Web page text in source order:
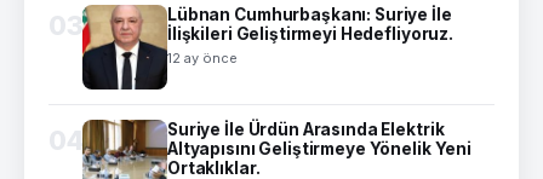
03
Lübnan Cumhurbaşkanı: Suriye İle
İlişkileri Geliştirmeyi Hedefliyoruz.
12 ay önce
04
Suriye İle Ürdün Arasında Elektrik
Altyapısını Geliştirmeye Yönelik Yeni
Ortaklıklar.